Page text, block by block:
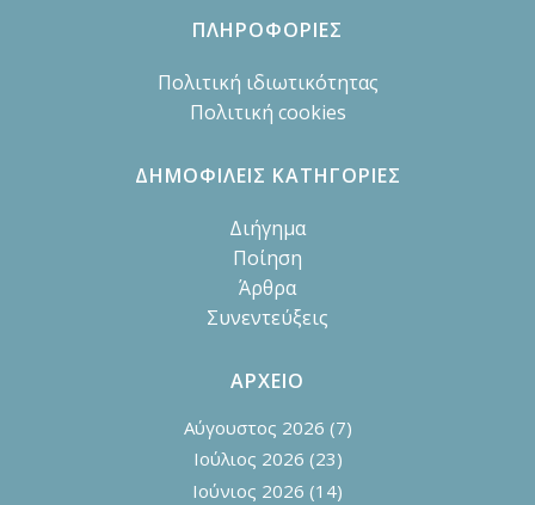
ΠΛΗΡΟΦΟΡΙΕΣ
Πολιτική ιδιωτικότητας
Πολιτική cookies
ΔΗΜΟΦΙΛΕΙΣ ΚΑΤΗΓΟΡΙΕΣ
Διήγημα
Ποίηση
Άρθρα
Συνεντεύξεις
ΑΡΧΕΙΟ
Αύγουστος 2026 (7)
Ιούλιος 2026 (23)
Ιούνιος 2026 (14)